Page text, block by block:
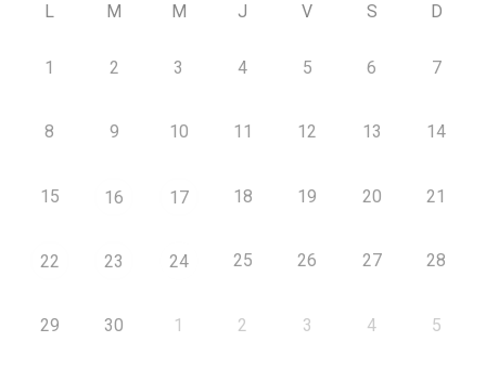
L M M J V S D
1 2 3 4 5 6 7
8 9 10 11 12 13 14
15 16 17 18 19 20 21
22 23 24 25 26 27 28
29 30 1 2 3 4 5